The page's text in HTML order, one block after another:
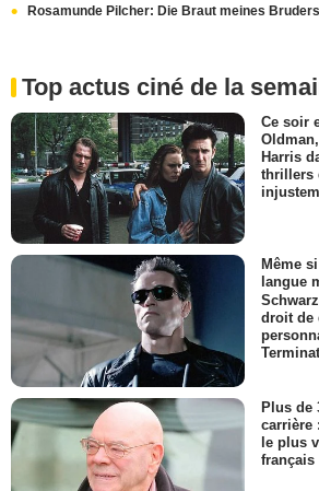
Rosamunde Pilcher: Die Braut meines Bruders
Top actus ciné de la
Ce soir
Harris
thrillers
Même
langue
droit de
Plus de
carrière
le plus
français